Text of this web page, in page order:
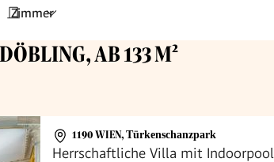
Zimmer
AB 133 M²
1190 WIEN, Türkenschanzpark
Herrschaftliche Villa mit